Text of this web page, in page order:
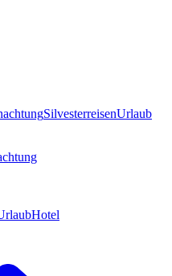
SilvesterreisenUrlaub
Hotel